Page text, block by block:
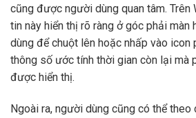
cũng được người dùng quan tâm. Trên
tin này hiển thị rõ ràng ở góc phải màn
dùng để chuột lên hoặc nhấp vào icon
thông số ước tính thời gian còn lại mà
được hiển thị.
Ngoài ra, người dùng cũng có thể